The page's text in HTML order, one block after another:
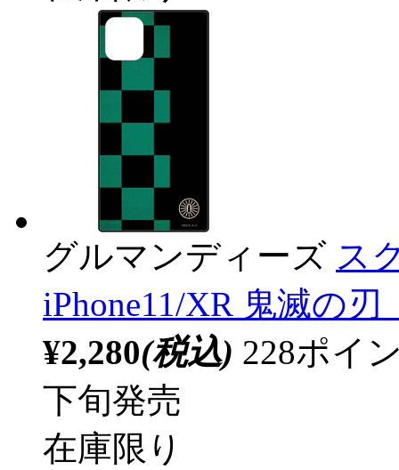
グルマンディーズ ス
iPhone11/XR 鬼滅の
¥2,280(税込) 228ポイ
下旬発売
在庫限り